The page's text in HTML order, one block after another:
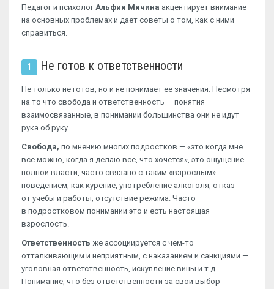
Педагог и психологАльфия Мячина акцентирует внимание
на основных проблемах и дает советы о том, как с ними
справиться.
1 Не готов к ответственности
Не только не готов, но и не понимает ее значения. Несмотря
на то что свобода и ответственность — понятия
взаимосвязанные, в понимании большинства они не идут
рука об руку.
Свобода, по мнению многих подростков — «это когда мне
все можно, когда я делаю все, что хочется», это ощущение
полной власти, часто связано с таким «взрослым»
поведением, как курение, употребление алкоголя, отказ
от учебы и работы, отсутствие режима. Часто
в подростковом понимании это и есть настоящая
взрослость.
Ответственность же ассоциируется с чем-то
отталкивающим и неприятным, с наказанием и санкциями —
уголовная ответственность, искупление вины и т.д.
Понимание, что без ответственности за свой выбор